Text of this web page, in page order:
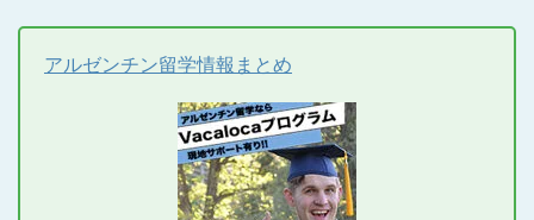
アルゼンチン留学情報まとめ